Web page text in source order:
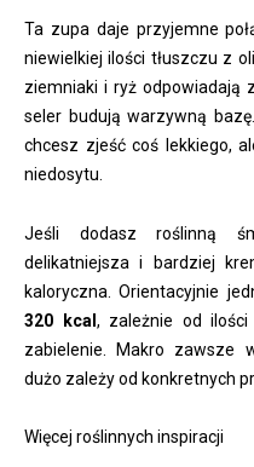
Ta zupa daje przyjemne
niewielkiej ilości tłuszczu z
ziemniaki i ryż odpowiadają
seler budują warzywną
chcesz zjeść coś lekkiego,
niedosytu.
Jeśli dodasz roślinną
delikatniejsza i bardziej
kaloryczna. Orientacyjnie
320 kcal , zależnie od
zabielenie. Makro zawsze
dużo zależy od konkretnych
Więcej roślinnych inspiracji